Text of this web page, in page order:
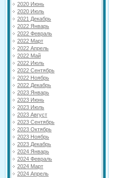
2020 Июнь
2020 Июль
2021 Декабрь
2022 Январь
2022 Февраль
2022 Март
2022 Апрель
2022 Май
2022 Июль
2022 Сентябрь
2022 Ноябрь
2022 Декабрь
2023 Январь
2023 Июнь
2023 Июль
2023 Август
2023 Сентябрь
2023 Октябрь
2023 Ноябрь
2023 Декабрь
2024 Январь
2024 Февраль
2024 Март
2024 Апрель